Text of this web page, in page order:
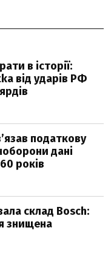
в історії:
від ударів РФ
податкову
дані
років
склад Bosch:
знищена